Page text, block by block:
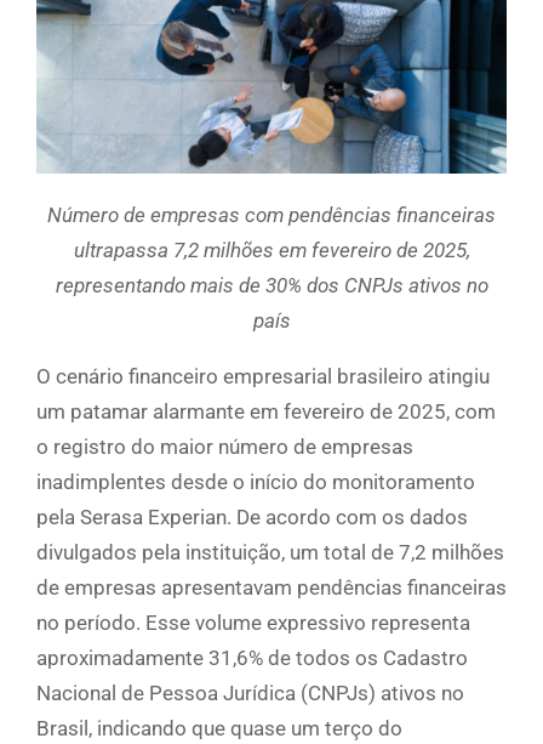
Número de empresas com pendências financeiras
ultrapassa 7,2 milhões em fevereiro de 2025,
representando mais de 30% dos CNPJs ativos no
país
O cenário financeiro empresarial brasileiro atingiu
um patamar alarmante em fevereiro de 2025, com
o registro do maior número de empresas
inadimplentes desde o início do monitoramento
pela Serasa Experian. De acordo com os dados
divulgados pela instituição, um total de 7,2 milhões
de empresas apresentavam pendências financeiras
no período. Esse volume expressivo representa
aproximadamente 31,6% de todos os Cadastro
Nacional de Pessoa Jurídica (CNPJs) ativos no
Brasil, indicando que quase um terço do